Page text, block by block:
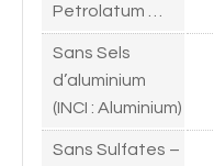
Petrolatum …
Sans Sels
d’aluminium
(INCI : Aluminium)
Sans Sulfates –